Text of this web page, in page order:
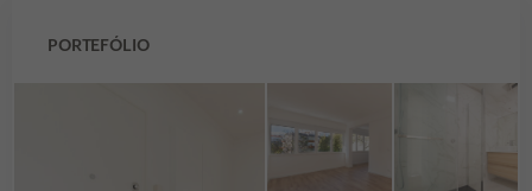
PORTEFÓLIO